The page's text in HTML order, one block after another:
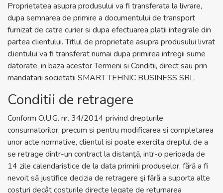
Proprietatea asupra produsului va fi transferata la livrare,
dupa semnarea de primire a documentului de transport
furnizat de catre curier si dupa efectuarea platii integrale din
partea clientului. Titlul de proprietate asupra produsului livrat
clientului va fi transferat numai dupa primirea intregii sume
datorate, in baza acestor Termeni si Conditii, direct sau prin
mandatarii societatii SMART TEHNIC BUSINESS SRL.
Conditii de retragere
Conform O.U.G. nr. 34/2014 privind drepturile
consumatorilor, precum si pentru modificarea si completarea
unor acte normative, clientul isi poate exercita dreptul de a
se retrage dintr-un contract la distanţă, intr-o perioada de
14 zile calendaristice de la data primirii produselor, fără a fi
nevoit să justifice decizia de retragere şi fără a suporta alte
costuri decât costurile directe legate de returnarea